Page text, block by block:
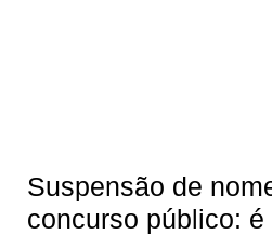
Suspensão de
concurso público: é